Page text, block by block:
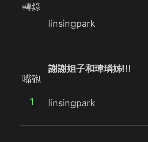
轉錄
linsingpark
嘴砲
1
謝謝姐子和瑋璘姊!!!
linsingpark